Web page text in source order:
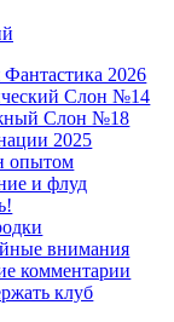
2026
Слон №14
Слон №18
2025
опытом
и флуд
внимания
комментарии
клуб